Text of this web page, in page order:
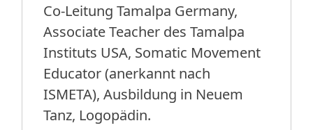
Co-Leitung Tamalpa Germany,
Associate Teacher des Tamalpa
Instituts USA, Somatic Movement
Educator (anerkannt nach
ISMETA), Ausbildung in Neuem
Tanz, Logopädin.